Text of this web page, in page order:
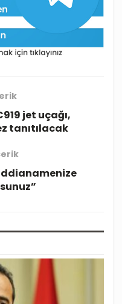
jet uçağı,
tanıtılacak
iddianamenize